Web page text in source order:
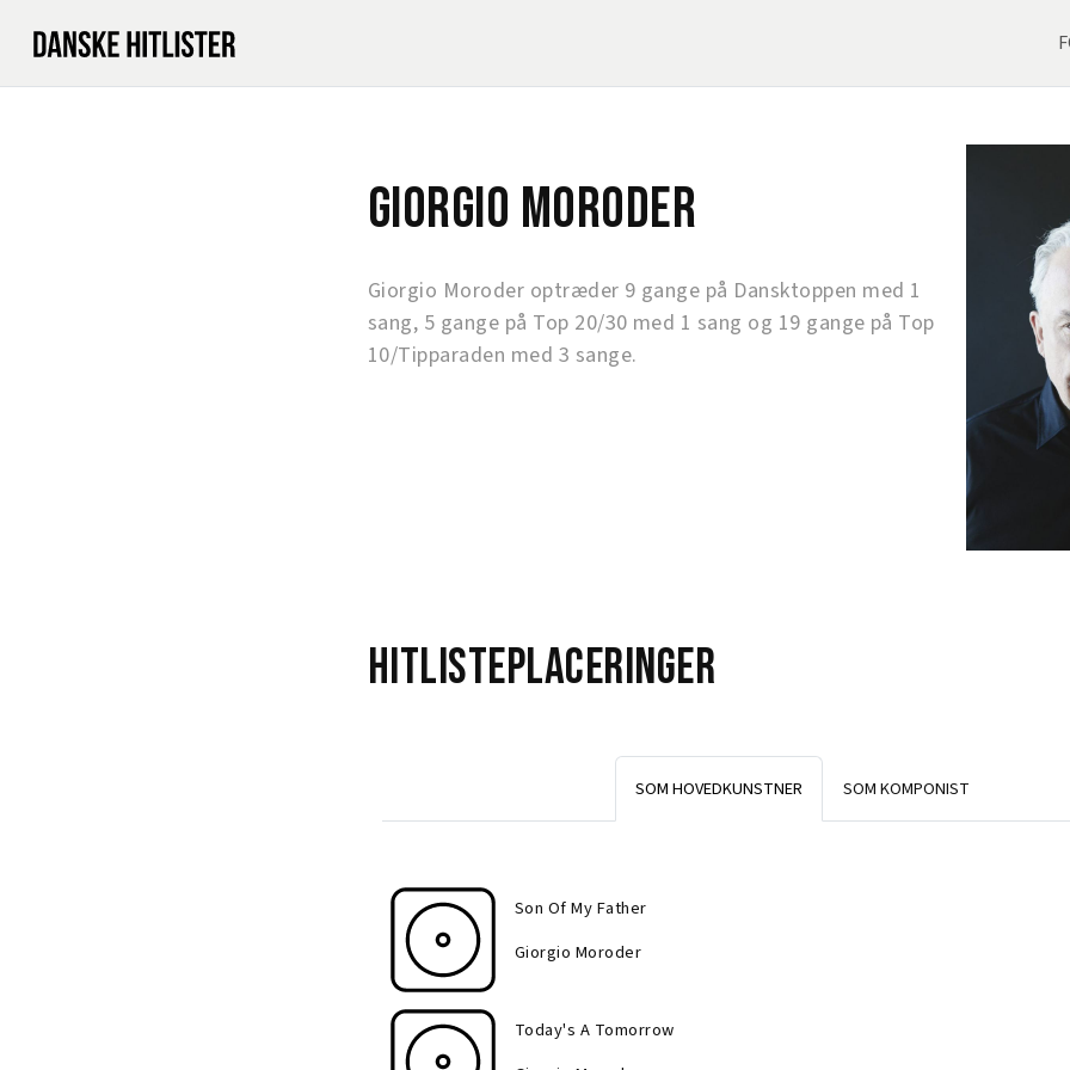
Giorgio Moroder
Giorgio Moroder optræder 9 gange på Dansktoppen med 1
sang, 5 gange på Top 20/30 med 1 sang og 19 gange på Top
10/Tipparaden med 3 sange.
Hitlisteplaceringer
SOM HOVEDKUNSTNER SOM KOMPONIST
Son Of My Father
Giorgio Moroder
Today's A Tomorrow